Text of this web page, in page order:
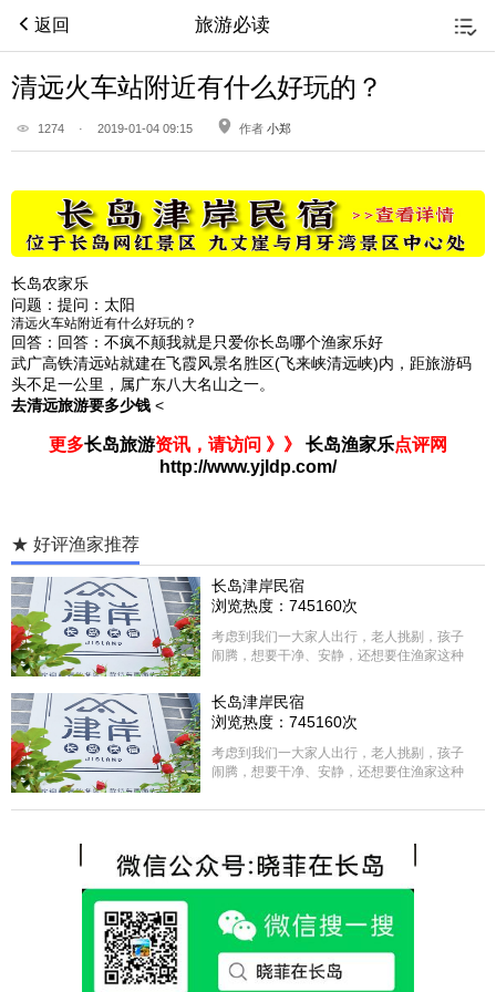
返回 旅游必读
清远火车站附近有什么好玩的？
1274 · 2019-01-04 09:15 作者 小郑
长岛农家乐
问题： 提问：太阳
清远火车站附近有什么好玩的？
回答： 回答：不疯不颠我就是只爱你长岛哪个渔家乐好
武广高铁清远站就建在飞霞风景名胜区(飞来峡清远峡)内，距旅游码
头不足一公里，属广东八大名山之一。
去清远旅游要多少钱 <
更多长岛旅游资讯，请访问 》》 长岛渔家乐点评网
http://www.yjldp.com/
★ 好评渔家推荐
长岛津岸民宿
浏览热度：745160次
考虑到我们一大家人出行，老人挑剔，孩子
闹腾，想要干净、安静，还想要住渔家这种
选择津岸民宿，实际体验客房很干净，饭菜
方面家里老人也很满意，整体饭菜给搭配的
很好，每顿饭也不重样的，海鲜确实是非常
的新鲜呢，另外值得一提的是，他家的海菜
包子非常好吃。 其实长岛可选的酒店、民宿
各不相同，可以根据自己的喜好选择。非常
热情，能根据我提出的需求来安排房间，这
点很好。
长岛津岸民宿
浏览热度：745160次
考虑到我们一大家人出行，老人挑剔，孩子
闹腾，想要干净、安静，还想要住渔家这种
选择津岸民宿，实际体验客房很干净，饭菜
很好，每顿饭也不重样的，海鲜确实是非常
的新鲜呢，另外值得一提的是，他家的海菜
包子非常好吃。 其实长岛可选的酒店、民宿
各不相同，可以根据自己的喜好选择。非常
推荐津岸民宿，关键是老板娘晓菲很细心、
热情，能根据我提出的需求来安排房间，这
点很好。